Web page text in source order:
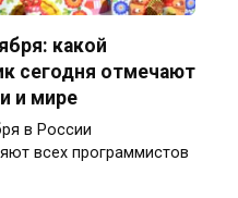
какой
сегодня отмечают
и мире
в России
всех программистов